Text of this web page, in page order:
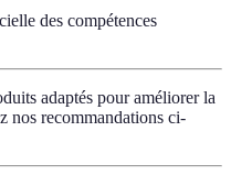
des compétences
adaptés pour améliorer la
nos recommandations ci-